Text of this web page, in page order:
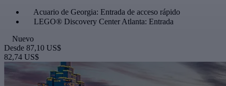
Acuario de Georgia: Entrada de acceso rápido
LEGO® Discovery Center Atlanta: Entrada
Nuevo
Desde 87,10 US$
82,74 US$